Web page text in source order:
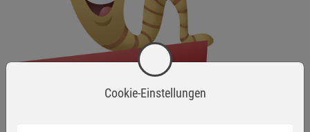
Cookie-Einstellungen